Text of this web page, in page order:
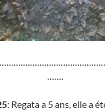
…….
: Regata a 5 ans, elle a